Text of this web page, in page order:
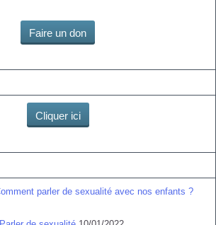
Faire un don
Cliquer ici
parler de sexualité avec nos enfants ?